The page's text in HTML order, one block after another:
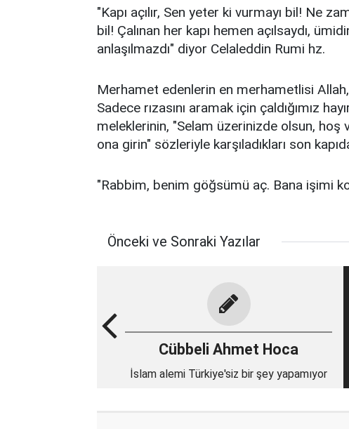
"Kapı açılır, Sen yeter ki vurmayı bil! Ne
bil! Çalınan her kapı hemen açılsaydı,
anlaşılmazdı" diyor Celaleddin Rumi hz.
Merhamet edenlerin en merhametlisi
Sadece rızasını aramak için çaldığımız
meleklerinin, "Selam üzerinizde olsun, hoş
ona girin" sözleriyle karşıladıkları son
"Rabbim, benim göğsümü aç. Bana işimi
Önceki ve Sonraki Yazılar
Cübbeli Ahmet Hoca
İslam alemi Türkiye'siz bir şey yapamıyor